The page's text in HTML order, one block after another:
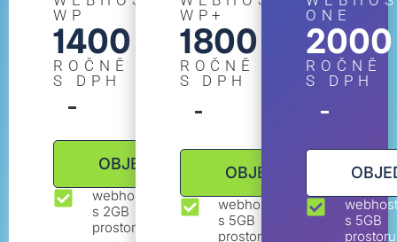
WP
1400 Kč
ROČNĚ
S DPH
OBJEDNAT
webhosting
s 2GB
prostoru
WP+
1800 Kč
ROČNĚ
S DPH
OBJEDNAT
webhosting
s 5GB
prostoru
ONE
ROČNĚ
S DPH
s 5GB
prostoru